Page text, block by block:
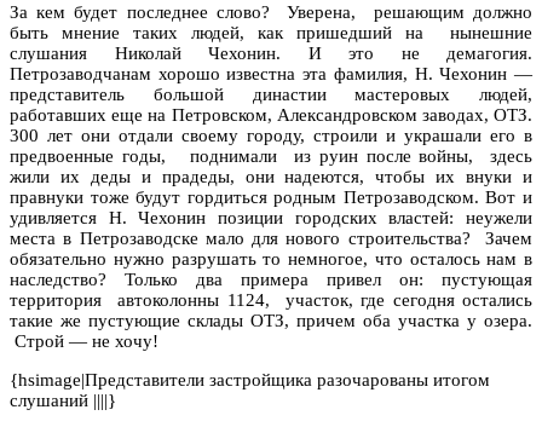
За кем будет последнее слово? Уверена, решающим должно
быть мнение таких людей, как пришедший на нынешние
слушания Николай Чехонин. И это не демагогия.
Петрозаводчанам хорошо известна эта фамилия, Н. Чехонин —
представитель большой династии мастеровых людей,
работавших еще на Петровском, Александровском заводах, ОТЗ.
300 лет они отдали своему городу, строили и украшали его в
предвоенные годы, поднимали из руин после войны, здесь
жили их деды и прадеды, они надеются, чтобы их внуки и
правнуки тоже будут гордиться родным Петрозаводском. Вот и
удивляется Н. Чехонин позиции городских властей: неужели
места в Петрозаводске мало для нового строительства? Зачем
обязательно нужно разрушать то немногое, что осталось нам в
наследство? Только два примера привел он: пустующая
территория автоколонны 1124, участок, где сегодня остались
такие же пустующие склады ОТЗ, причем оба участка у озера.
Строй — не хочу!
{hsimage|Представители застройщика разочарованы итогом
слушаний ||||}